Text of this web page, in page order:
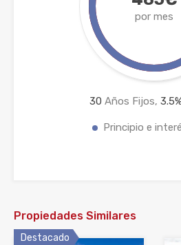
por mes
30 Años Fijos, 3.5
Principio e
Propiedades Similares
Destacado